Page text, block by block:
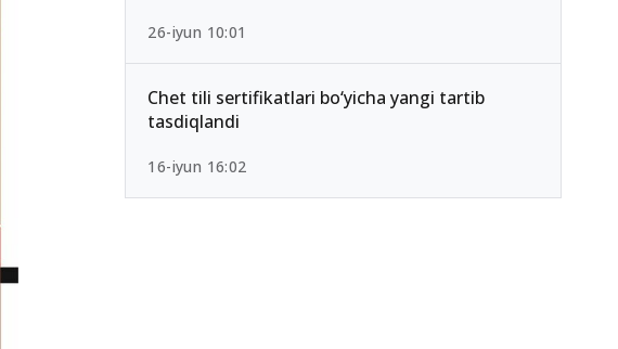
26-iyun 10:01
Chet tili sertifikatlari bo‘yicha yangi tartib
tasdiqlandi
16-iyun 16:02